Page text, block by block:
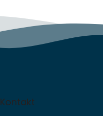
Kontakt